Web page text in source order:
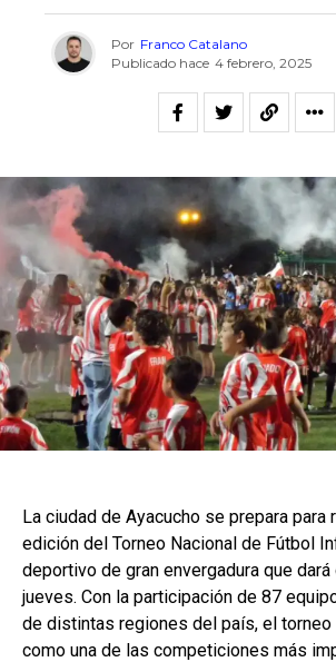
Por Franco Catalano
Publicado hace 4 febrero, 2025
La ciudad de Ayacucho se prepara para
edición del Torneo Nacional de Fútbol
deportivo de gran envergadura que
jueves. Con la participación de 87
de distintas regiones del país, el
como una de las competiciones más